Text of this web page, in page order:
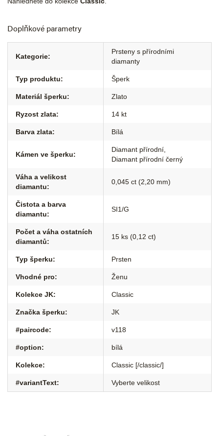
Doplňkové parametry
Kategorie:
Prsteny s přírodními
diamanty
Typ produktu: Šperk
Materiál šperku: Zlato
Ryzost zlata: 14 kt
Barva zlata: Bílá
Kámen ve šperku:
Diamant přírodní
Diamant přírodní černý
Váha a velikost
diamantu:
0,045 ct (2,20 mm)
Čistota a barva
diamantu:
SI1/G
Počet a váha ostatních
diamantů:
15 ks (0,12 ct)
Typ šperku: Prsten
Vhodné pro: Ženu
Kolekce JK: Classic
Značka šperku: JK
#paircode: v118
#option: bílá
Kolekce: Classic [/classic/]
#variantText: Vyberte velikost